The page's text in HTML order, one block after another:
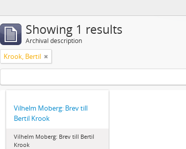
Showing 1 results
Archival description
Krook, Bertil
Vilhelm Moberg: Brev till
Bertil Krook
Vilhelm Moberg: Brev till Bertil
Krook